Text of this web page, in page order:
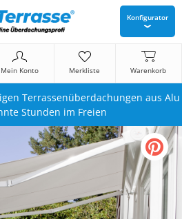
Konfigurator
Mein Konto Merkliste Warenkorb
Terrassenüberdachungen aus Alu
Stunden im Freien